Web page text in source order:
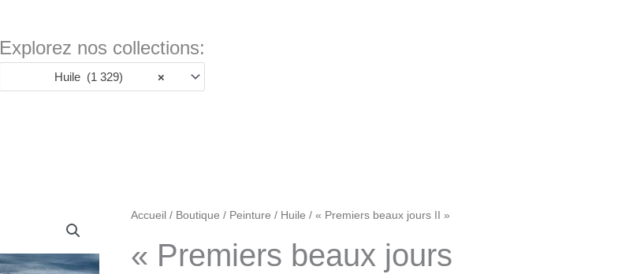
Explorez nos collections:
×
Huile (1 329)
Accueil / Boutique / Peinture / Huile / « Premiers beaux jours II »
« Premiers beaux jours
quantité
"Premiers